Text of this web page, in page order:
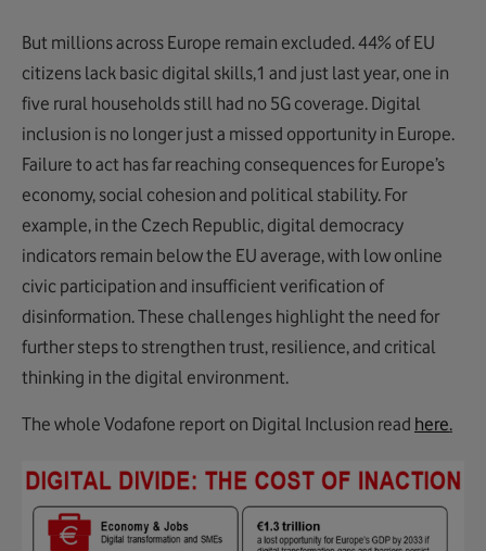
But millions across Europe remain excluded. 44% of EU
citizens lack basic digital skills,1 and just last year, one in
five rural households still had no 5G coverage. Digital
inclusion is no longer just a missed opportunity in Europe.
Failure to act has far reaching consequences for Europe’s
economy, social cohesion and political stability. For
example, in the Czech Republic, digital democracy
indicators remain below the EU average, with low online
civic participation and insufficient verification of
disinformation. These challenges highlight the need for
further steps to strengthen trust, resilience, and critical
thinking in the digital environment.
The whole Vodafone report on Digital Inclusion read here.